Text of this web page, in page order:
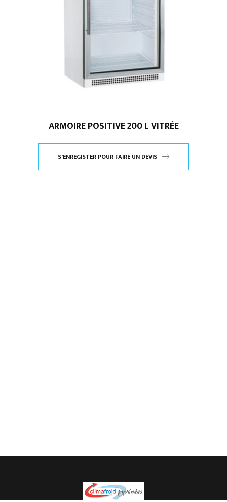
ARMOIRE POSITIVE 200 L VITRÉE
S'ENREGISTER POUR FAIRE UN DEVIS